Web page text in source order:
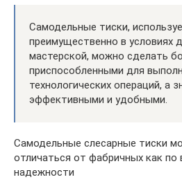
Самодельные тиски,
преимущественно в условиях
мастерской, можно сделать
приспособленными для
технологических операций, а
эффективными и удобными.
Самодельные слесарные тиски
отличаться от фабричных как по
надежности